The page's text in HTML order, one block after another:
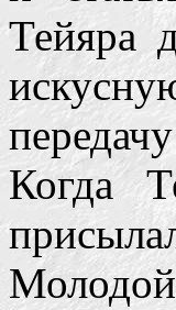
Тейяра
Когда
Молодой